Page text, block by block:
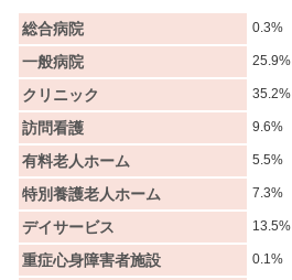
総合病院 0.3%
一般病院 25.9%
クリニック 35.2%
訪問看護 9.6%
有料老人ホーム 5.5%
特別養護老人ホーム 7.3%
デイサービス 13.5%
重症心身障害者施設 0.1%